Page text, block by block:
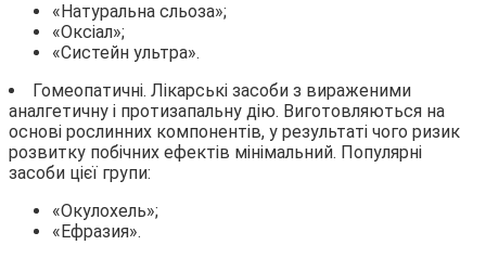
«Натуральна сльоза»;
«Оксіал»;
«Систейн ультра».
Гомеопатичні. Лікарські засоби з вираженими
аналгетичну і протизапальну дію. Виготовляються на
основі рослинних компонентів, у результаті чого ризик
розвитку побічних ефектів мінімальний. Популярні
засоби цієї групи:
«Окулохель»;
«Ефразия».